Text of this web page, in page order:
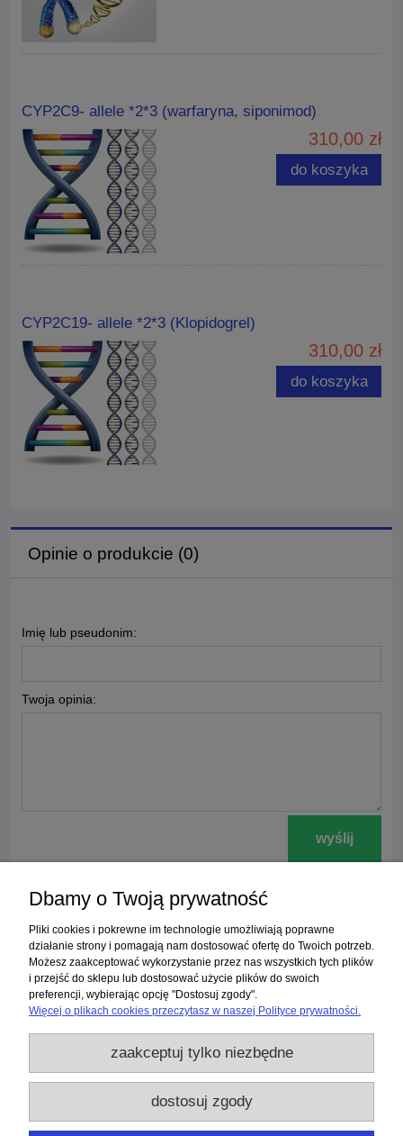
CYP2C9- allele *2*3 (warfaryna, siponimod)
310,00 zł
do koszyka
CYP2C19- allele *2*3 (Klopidogrel)
310,00 zł
do koszyka
Opinie o produkcie (0)
Imię lub pseudonim:
Twoja opinia:
wyślij
Zakupy
Pomoc
Moje konto
Informacje
Użytkowanie sklepu oznacza zgodę na wykorzystywanie plików cookies.
Szczegółowe informacje wPolityce prywatności
Dbamy o Twoją prywatność
Pliki cookies i pokrewne im technologie umożliwiają poprawne
działanie strony i pomagają nam dostosować ofertę do Twoich potrzeb.
Możesz zaakceptować wykorzystanie przez nas wszystkich tych plików
i przejść do sklepu lub dostosować użycie plików do swoich
preferencji, wybierając opcję "Dostosuj zgody".
Więcej o plikach cookies przeczytasz w naszej Polityce prywatności.
zaakceptuj tylko niezbędne
dostosuj zgody